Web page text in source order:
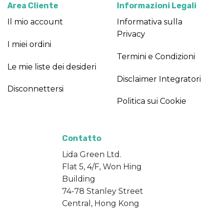
Area Cliente
Il mio account
I miei ordini
Le mie liste dei desideri
Disconnettersi
Informazioni Legali
Informativa sulla
Privacy
Termini e Condizioni
Disclaimer Integratori
Politica sui Cookie
Contatto
Lida Green Ltd.
Flat 5, 4/F, Won Hing
Building
74-78 Stanley Street
Central, Hong Kong